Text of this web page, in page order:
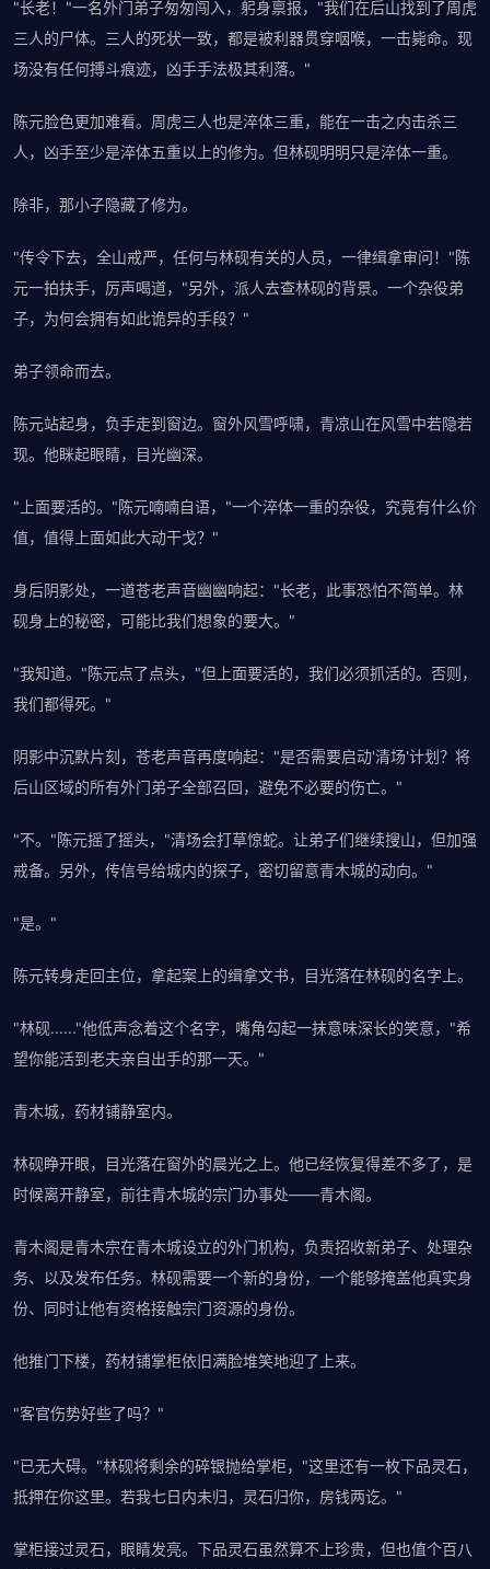
"长老！"一名外门弟子匆匆闯入，躬身禀报，"我们在后山找到了周虎
三人的尸体。三人的死状一致，都是被利器贯穿咽喉，一击毙命。现
场没有任何搏斗痕迹，凶手手法极其利落。"
陈元脸色更加难看。周虎三人也是淬体三重，能在一击之内击杀三
人，凶手至少是淬体五重以上的修为。但林砚明明只是淬体一重。
除非，那小子隐藏了修为。
"传令下去，全山戒严，任何与林砚有关的人员，一律缉拿审问！"陈
元一拍扶手，厉声喝道，"另外，派人去查林砚的背景。一个杂役弟
子，为何会拥有如此诡异的手段？"
弟子领命而去。
陈元站起身，负手走到窗边。窗外风雪呼啸，青凉山在风雪中若隐若
现。他眯起眼睛，目光幽深。
"上面要活的。"陈元喃喃自语，"一个淬体一重的杂役，究竟有什么价
值，值得上面如此大动干戈？"
身后阴影处，一道苍老声音幽幽响起："长老，此事恐怕不简单。林
砚身上的秘密，可能比我们想象的要大。"
"我知道。"陈元点了点头，"但上面要活的，我们必须抓活的。否则，
我们都得死。"
阴影中沉默片刻，苍老声音再度响起："是否需要启动'清场'计划？将
后山区域的所有外门弟子全部召回，避免不必要的伤亡。"
"不。"陈元摇了摇头，"清场会打草惊蛇。让弟子们继续搜山，但加强
戒备。另外，传信号给城内的探子，密切留意青木城的动向。"
"是。"
陈元转身走回主位，拿起案上的缉拿文书，目光落在林砚的名字上。
"林砚......"他低声念着这个名字，嘴角勾起一抹意味深长的笑意，"希
望你能活到老夫亲自出手的那一天。"
青木城，药材铺静室内。
林砚睁开眼，目光落在窗外的晨光之上。他已经恢复得差不多了，是
时候离开静室，前往青木城的宗门办事处——青木阁。
青木阁是青木宗在青木城设立的外门机构，负责招收新弟子、处理杂
务、以及发布任务。林砚需要一个新的身份，一个能够掩盖他真实身
份、同时让他有资格接触宗门资源的身份。
他推门下楼，药材铺掌柜依旧满脸堆笑地迎了上来。
"客官伤势好些了吗？"
"已无大碍。"林砚将剩余的碎银抛给掌柜，"这里还有一枚下品灵石，
抵押在你这里。若我七日内未归，灵石归你，房钱两讫。"
掌柜接过灵石，眼睛发亮。下品灵石虽然算不上珍贵，但也值个百八